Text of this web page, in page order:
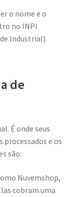
o nome e o
no INPI
Industrial).
de
É onde seus
e os
são:
Nuvemshop,
cobram uma